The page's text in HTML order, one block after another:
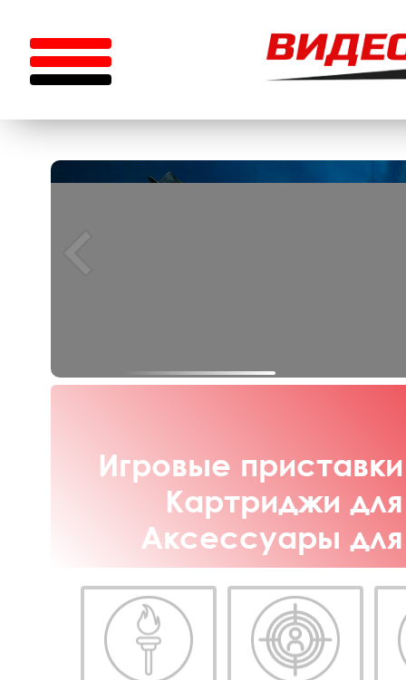
Игровые
Картриджи
Аксессуары